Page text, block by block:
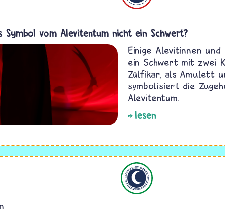
Symbol vom Alevitentum nicht ein Schwert?
Einige Alevitinnen
ein Schwert mit zwei
Zülfikar, als Amulett
symbolisiert die
Alevitentum.
lesen